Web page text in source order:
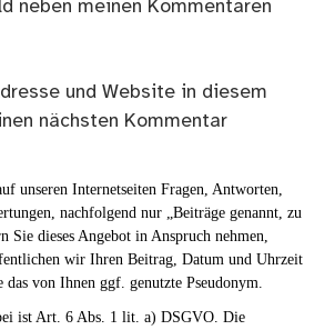
neben meinen Kommentaren
und Website in diesem
nächsten Kommentar
unseren Internetseiten Fragen, Antworten,
nachfolgend nur „Beiträge genannt, zu
Sie dieses Angebot in Anspruch nehmen,
wir Ihren Beitrag, Datum und Uhrzeit
von Ihnen ggf. genutzte Pseudonym.
ist Art. 6 Abs. 1 lit. a) DSGVO. Die